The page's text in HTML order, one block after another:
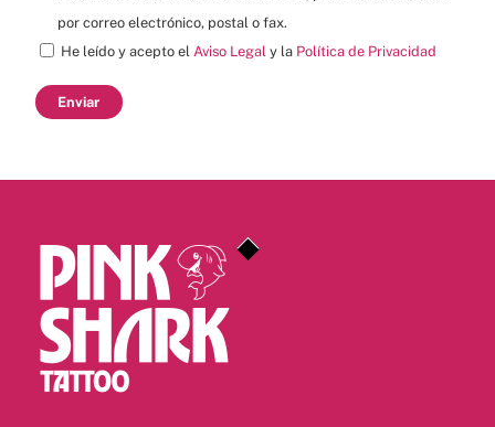
por correo electrónico, postal o fax.
He leído y acepto el Aviso Legal y la Política de Privacidad
Back
To